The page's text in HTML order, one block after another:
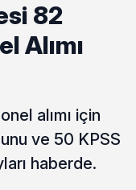
Yapacak82
Alımı
alımı için
ve 50 KPSS
haberde.